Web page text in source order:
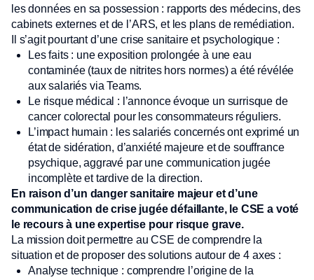
les données en sa possession : rapports des médecins, des
cabinets externes et de l’ARS, et les plans de remédiation.
Il s’agit pourtant d’une crise sanitaire et psychologique :
Les faits : une exposition prolongée à une eau
contaminée (taux de nitrites hors normes) a été révélée
aux salariés via Teams.
Le risque médical : l’annonce évoque un surrisque de
cancer colorectal pour les consommateurs réguliers.
L’impact humain : les salariés concernés ont exprimé un
état de sidération, d’anxiété majeure et de souffrance
psychique, aggravé par une communication jugée
incomplète et tardive de la direction.
En raison d’un danger sanitaire majeur et d’une
communication de crise jugée défaillante, le CSE a voté
le recours à une expertise pour risque grave.
La mission doit permettre au CSE de comprendre la
situation et de proposer des solutions autour de 4 axes :
Analyse technique : comprendre l’origine de la